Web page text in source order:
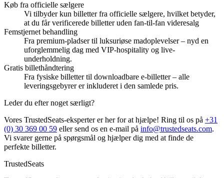
Køb fra officielle sælgere
Vi tilbyder kun billetter fra officielle sælgere, hvilket betyder,
at du får verificerede billetter uden fan-til-fan videresalg
Femstjernet behandling
Fra premium-pladser til luksuriøse madoplevelser – nyd en
uforglemmelig dag med VIP-hospitality og live-
underholdning.
Gratis billethåndtering
Fra fysiske billetter til downloadbare e-billetter – alle
leveringsgebyrer er inkluderet i den samlede pris.
Leder du efter noget særligt?
Vores TrustedSeats-eksperter er her for at hjælpe! Ring til os på +31
(0) 30 369 00 59 eller send os en e-mail på info@trustedseats.com.
Vi svarer gerne på spørgsmål og hjælper dig med at finde de
perfekte billetter.
TrustedSeats